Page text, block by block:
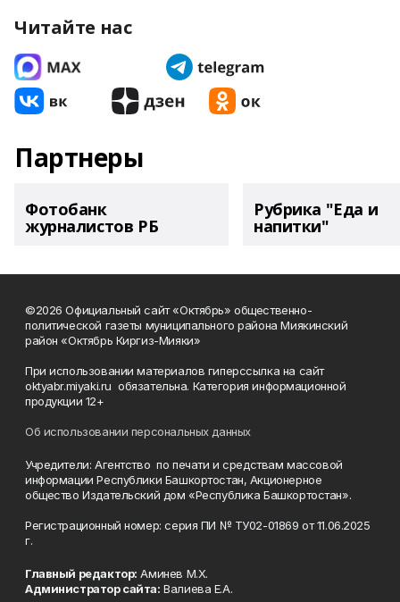
Читайте нас
Партнеры
Фотобанк
журналистов РБ
Рубрика "Еда и
напитки"
©2026 Официальный сайт «Октябрь» общественно-
политической газеты муниципального района Миякинский
район «Октябрь Киргиз-Мияки»
При использовании материалов гиперссылка на сайт
oktyabr.miyaki.ru обязательна. Категория информационной
продукции 12+
Об использовании персональных данных
Учредители: Агентство по печати и средствам массовой
информации Республики Башкортостан, Акционерное
общество Издательский дом «Республика Башкортостан».
Регистрационный номер: серия ПИ № ТУ02-01869 от 11.06.2025
г.
Главный редактор: Аминев М.Х.
Администратор сайта: Валиева Е.А.